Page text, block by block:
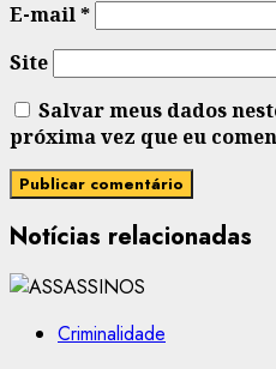
E-mail*
Site
Salvar meus dados
próxima vez que eu
Notícias relacionadas
Criminalidade